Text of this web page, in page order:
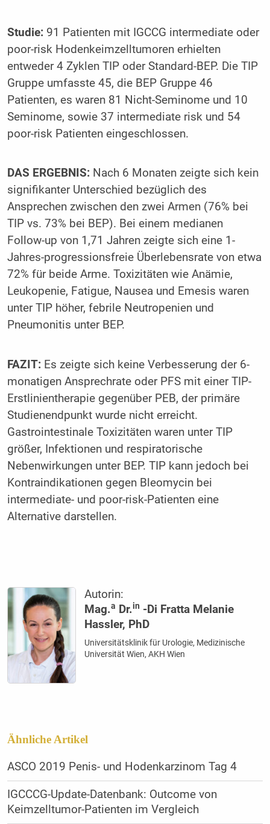
Studie:91 Patienten mit IGCCG intermediate oder
poor-risk Hodenkeimzelltumoren erhielten
entweder 4 Zyklen TIP oder Standard-BEP. Die TIP
Gruppe umfasste 45, die BEP Gruppe 46
Patienten, es waren 81 Nicht-Seminome und 10
Seminome, sowie 37 intermediate risk und 54
poor-risk Patienten eingeschlossen.
DAS ERGEBNIS:Nach 6 Monaten zeigte sich kein
signifikanter Unterschied bezüglich des
Ansprechen zwischen den zwei Armen (76% bei
TIP vs. 73% bei BEP). Bei einem medianen
Follow-up von 1,71 Jahren zeigte sich eine 1-
Jahres-progressionsfreie Überlebensrate von etwa
72% für beide Arme. Toxizitäten wie Anämie,
Leukopenie, Fatigue, Nausea und Emesis waren
unter TIP höher, febrile Neutropenien und
Pneumonitis unter BEP.
FAZIT:Es zeigte sich keine Verbesserung der 6-
monatigen Ansprechrate oder PFS mit einer TIP-
Erstlinientherapie gegenüber PEB, der primäre
Studienendpunkt wurde nicht erreicht.
Gastrointestinale Toxizitäten waren unter TIP
größer, Infektionen und respiratorische
Nebenwirkungen unter BEP. TIP kann jedoch bei
Kontraindikationen gegen Bleomycin bei
intermediate- und poor-risk-Patienten eine
Alternative darstellen.
Autorin:
Mag.a Dr.in -Di Fratta Melanie
Hassler, PhD
Universitätsklinik für Urologie, Medizinische
Universität Wien, AKH Wien
Ähnliche Artikel
ASCO 2019 Penis- und Hodenkarzinom Tag 4
IGCCCG-Update-Datenbank: Outcome von
Keimzelltumor-Patienten im Vergleich